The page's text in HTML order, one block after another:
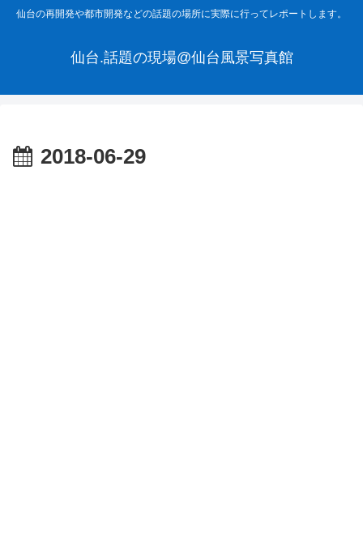
仙台の再開発や都市開発などの話題の場所に実際に行ってレポートします。
仙台.話題の現場@仙台風景写真館
2018-06-29